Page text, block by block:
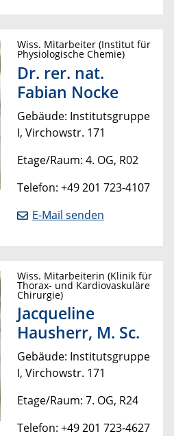
Wiss. Mitarbeiter (Institut für
Physiologische Chemie)
Dr. rer. nat.
Fabian Nocke
Gebäude: Institutsgruppe
I, Virchowstr. 171
Etage/Raum: 4. OG, R02
Telefon: +49 201 723-4107
E-Mail senden
Wiss. Mitarbeiterin (Klinik für
Thorax- und Kardiovaskuläre
Chirurgie)
Jacqueline
Hausherr, M. Sc.
Gebäude: Institutsgruppe
I, Virchowstr. 171
Etage/Raum: 7. OG, R24
Telefon: +49 201 723-4627